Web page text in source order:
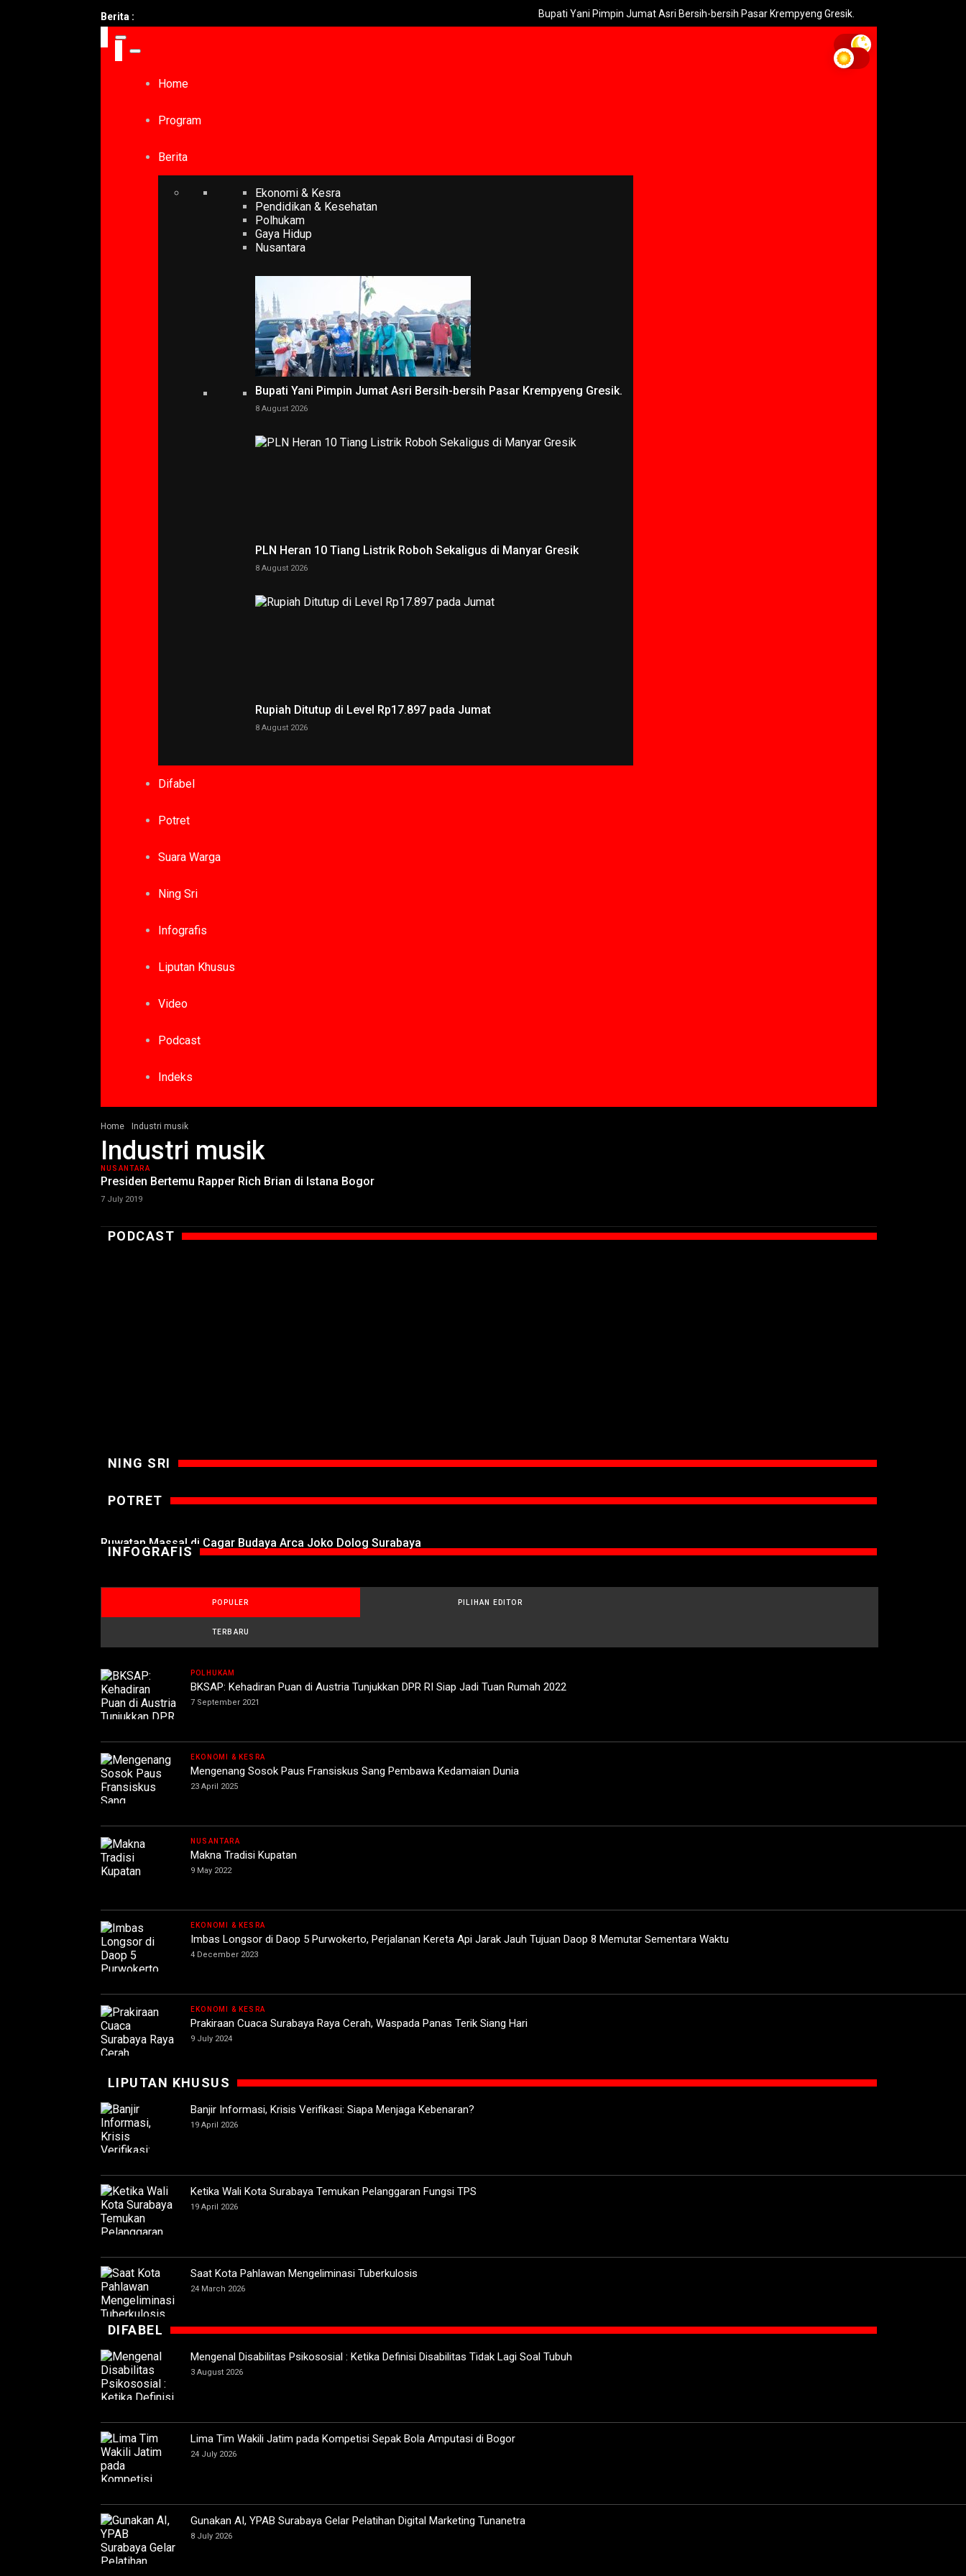
Berita : Bupati Yani Pimpin Jumat Asri Bersih-bersih Pasar Krempyeng Gresik. PLN Heran 10 Tiang
Home
Program
Berita
Ekonomi & Kesra
Pendidikan & Kesehatan
Polhukam
Gaya Hidup
Nusantara
Bupati Yani Pimpin Jumat Asri Bersih-bersih Pasar Krempyeng Gresik.
8 August 2026
PLN Heran 10 Tiang Listrik Roboh Sekaligus di Manyar Gresik
8 August 2026
Rupiah Ditutup di Level Rp17.897 pada Jumat
8 August 2026
Difabel
Potret
Suara Warga
Ning Sri
Infografis
Liputan Khusus
Video
Podcast
Indeks
Home Industri musik
Industri musik
NUSANTARA
Presiden Bertemu Rapper Rich Brian di Istana Bogor
7 July 2019
PODCAST
NING SRI
POTRET
Ruwatan Massal di Cagar Budaya Arca Joko Dolog Surabaya
INFOGRAFIS
POPULER PILIHAN EDITOR
TERBARU
POLHUKAM
BKSAP: Kehadiran Puan di Austria Tunjukkan DPR RI Siap Jadi Tuan Rumah 2022
7 September 2021
EKONOMI & KESRA
Mengenang Sosok Paus Fransiskus Sang Pembawa Kedamaian Dunia
23 April 2025
NUSANTARA
Makna Tradisi Kupatan
9 May 2022
EKONOMI & KESRA
Imbas Longsor di Daop 5 Purwokerto, Perjalanan Kereta Api Jarak Jauh Tujuan Daop 8 Memutar Sementara Waktu
4 December 2023
EKONOMI & KESRA
Prakiraan Cuaca Surabaya Raya Cerah, Waspada Panas Terik Siang Hari
9 July 2024
LIPUTAN KHUSUS
Banjir Informasi, Krisis Verifikasi: Siapa Menjaga Kebenaran?
19 April 2026
Ketika Wali Kota Surabaya Temukan Pelanggaran Fungsi TPS
19 April 2026
Saat Kota Pahlawan Mengeliminasi Tuberkulosis
24 March 2026
DIFABEL
Mengenal Disabilitas Psikososial : Ketika Definisi Disabilitas Tidak Lagi Soal Tubuh
3 August 2026
Lima Tim Wakili Jatim pada Kompetisi Sepak Bola Amputasi di Bogor
24 July 2026
Gunakan AI, YPAB Surabaya Gelar Pelatihan Digital Marketing Tunanetra
8 July 2026